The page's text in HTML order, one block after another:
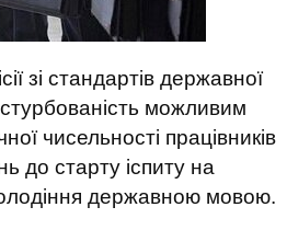
зі стандартів державної
можливим
чисельності працівників
до старту іспиту на
державною мовою.